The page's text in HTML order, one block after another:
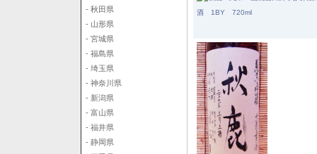
- 秋田県
- 山形県
- 宮城県
- 福島県
- 埼玉県
- 神奈川県
- 新潟県
- 富山県
- 福井県
- 静岡県